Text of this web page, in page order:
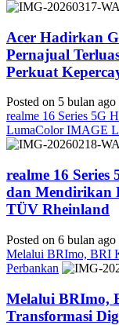
Acer Hadirkan
Pernajual
Perkuat
Posted on 5 bulan ago
realme 16 Series 5G
LumaColor IMAGE
realme 16
dan Mendirikan
TÜV Rheinland
Posted on 6 bulan ago
Melalui BRImo, BRI
Perbankan
Melalui BRImo,
Transformasi